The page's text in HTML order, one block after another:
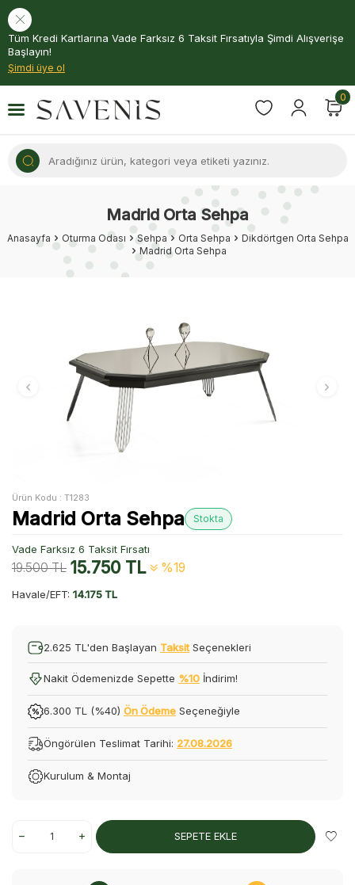
Tüm Kredi Kartlarına Vade Farksız 6 Taksit Fırsatıyla Şimdi Alışverişe
Başlayın!
Şimdi üye ol
0
Madrid Orta Sehpa
Anasayfa Oturma Odası Sehpa Orta Sehpa
Dikdörtgen Orta Sehpa
Madrid Orta Sehpa
Ürün Kodu : T1283
Madrid Orta Sehpa Stokta
Vade Farksız 6 Taksit Fırsatı
19.500TL 15.750TL %19
Havale/EFT: 14.175 TL
2.625 TL'den Başlayan Taksit Seçenekleri
Nakit Ödemenizde Sepette %10 İndirim!
6.300 TL (%40) Ön Ödeme Seçeneğiyle
Öngörülen Teslimat Tarihi: 27.08.2026
Kurulum & Montaj
SEPETE EKLE